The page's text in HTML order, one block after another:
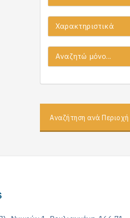
Χαρακτηριστικά
Αναζητώ μόνο...
Αναζήτηση ανά Περιοχή